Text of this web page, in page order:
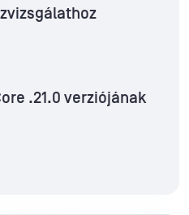
.21.0 verziójának